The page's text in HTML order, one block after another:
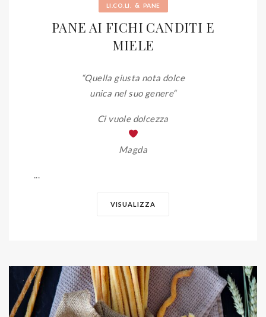
LI.CO.LI. & PANE
PANE AI FICHI CANDITI E
MIELE
“Quella giusta nota dolce
unica nel suo genere“
Ci vuole dolcezza
Magda
...
VISUALIZZA